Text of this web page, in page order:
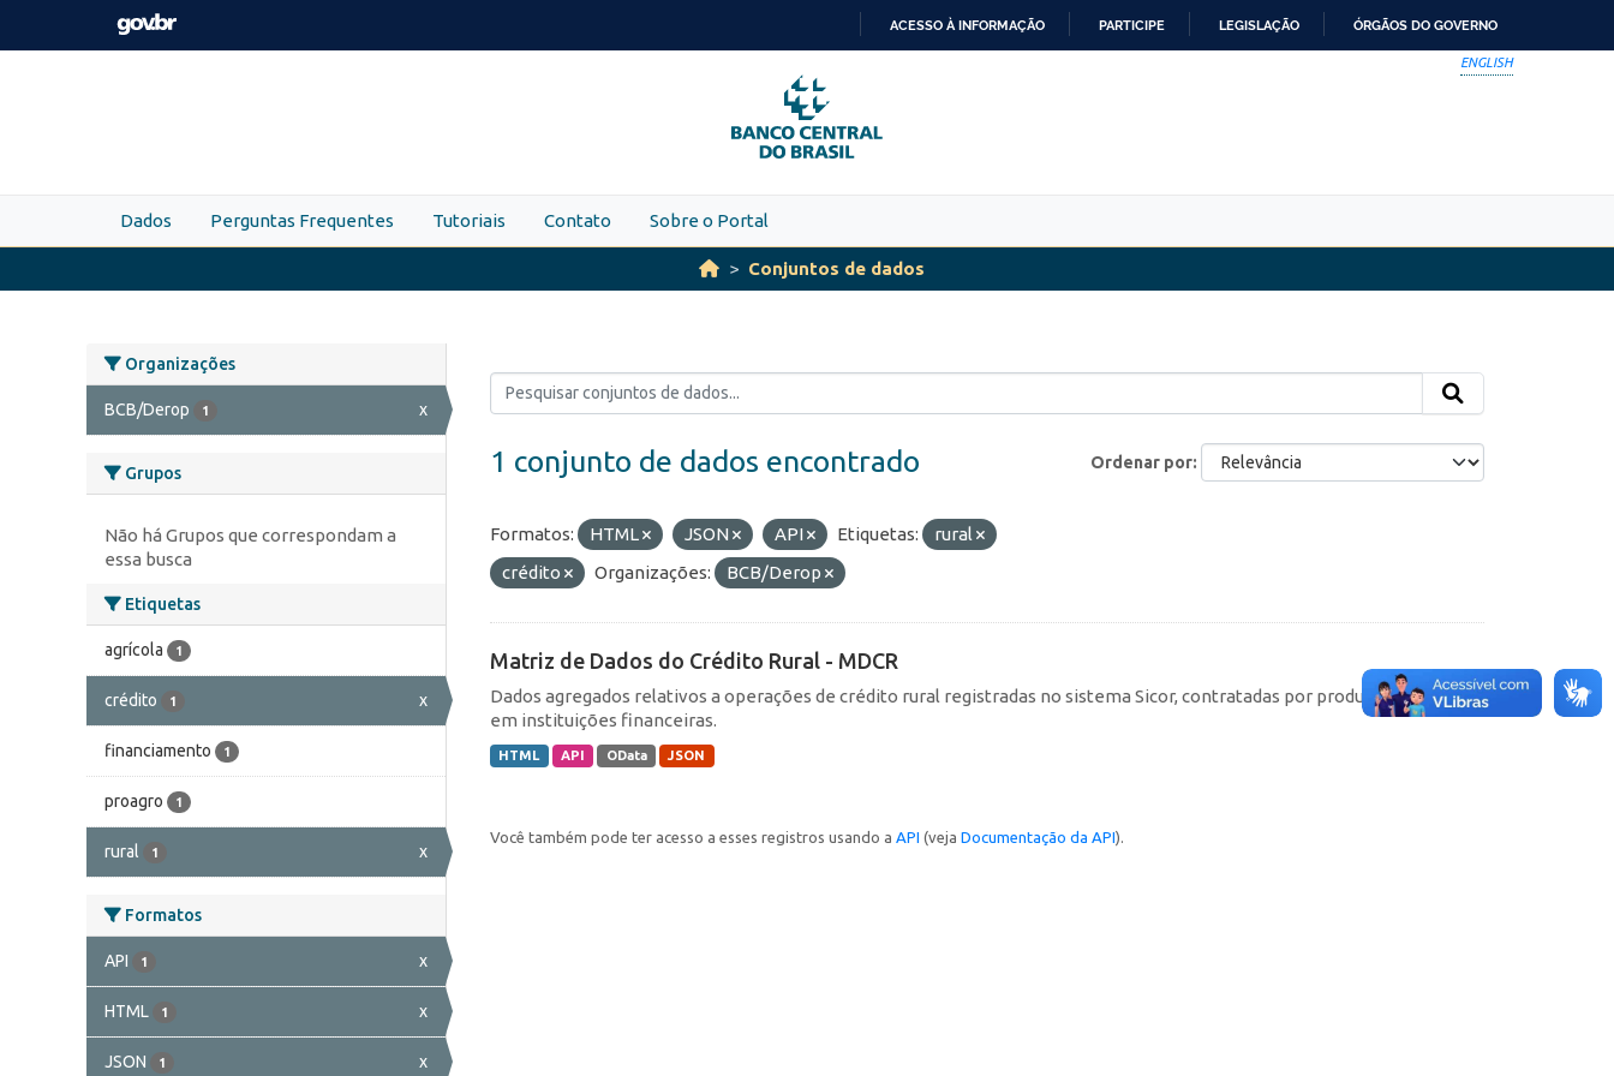
Skip to main content
PARA
O
CONTEÚDO
ACESSO À INFORMAÇÃO PARTICIPE LEGISLAÇÃO ÓRGÃOS DO GOVERNO
ENGLISH
Dados Perguntas Frequentes Tutoriais Contato Sobre o Portal
Conjuntos de dados
Organizações
BCB/Derop 1 x
Grupos
Não há Grupos que correspondam a
essa busca
Etiquetas
agrícola 1
crédito 1 x
financiamento 1
proagro 1
rural 1 x
Formatos
API 1 x
HTML 1 x
JSON 1 x
Ordenar por
1 conjunto de dados encontrado
Formatos: HTML JSON API Etiquetas:
rural
crédito
Organizações: BCB/Derop
Matriz de Dados do Crédito Rural - MDCR
Dados agregados relativos a operações de crédito rural registradas no sistema Sicor, contratadas por produtores rurais
em instituições financeiras.
HTML API OData JSON
Você também pode ter acesso a esses registros usando a API (veja Documentação da API).